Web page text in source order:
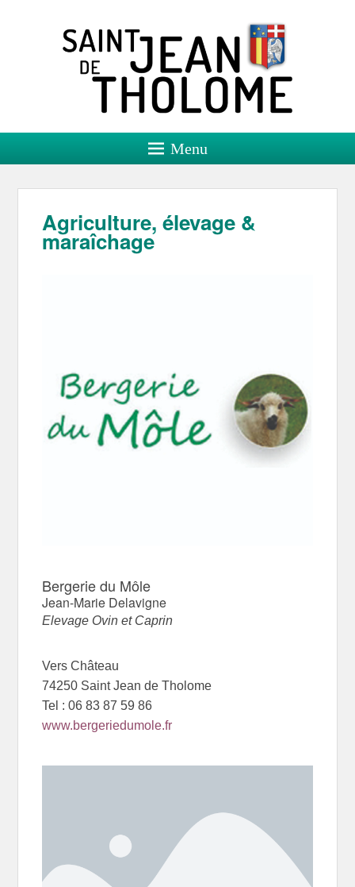
Saint Jean de Tholome
Site officiel
Menu
Agriculture, élevage &
maraîchage
Bergerie du Môle
Jean-Marie Delavigne
Elevage Ovin et Caprin
Vers Château
74250 Saint Jean de Tholome
Tel : 06 83 87 59 86
www.bergeriedumole.fr